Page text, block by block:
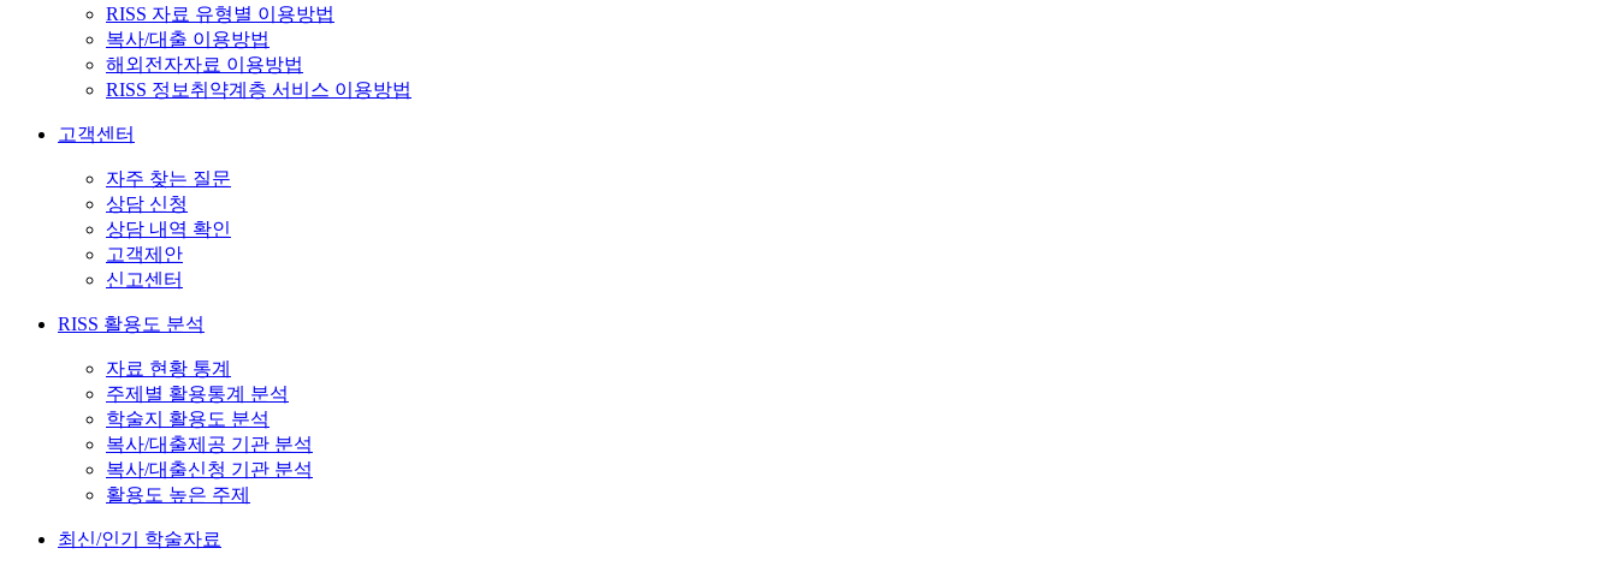
RISS 자료 유형별 이용방법
복사/대출 이용방법
해외전자자료 이용방법
RISS 정보취약계층 서비스 이용방법
고객센터
자주 찾는 질문
상담 신청
상담 내역 확인
고객제안
신고센터
RISS 활용도 분석
자료 현황 통계
주제별 활용통계 분석
학술지 활용도 분석
복사/대출제공 기관 분석
복사/대출신청 기관 분석
활용도 높은 주제
최신/인기 학술자료